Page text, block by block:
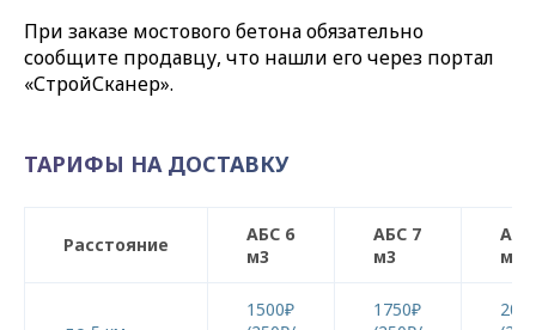
При заказе мостового бетона обязательно
сообщите продавцу, что нашли его через портал
«СтройСканер».
ТАРИФЫ НА ДОСТАВКУ
Расстояние
АБС 6
м3
АБС 7
м3
АБС
м3
1500₽
1750₽